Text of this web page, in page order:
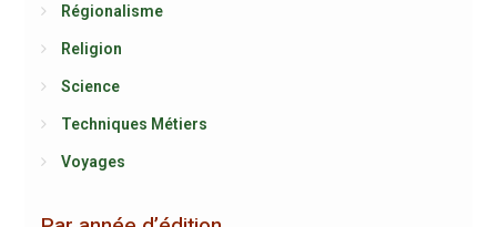
Régionalisme
Religion
Science
Techniques Métiers
Voyages